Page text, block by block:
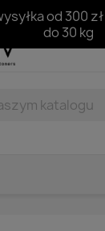
od 300
do 30 kg